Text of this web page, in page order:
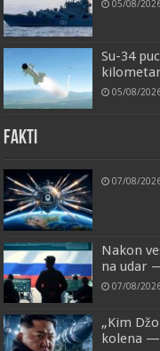
05/08/
Su-34
05/08/
FAKTI
07/08/
Nakon
na udar
07/08/
„Kim
kolena